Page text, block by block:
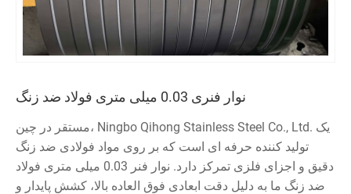
نوار فنری 0.03 میلی متری فولاد ضد زنگ
مستقر در چین، Ningbo Qihong Stainless Steel Co., Ltd. یک
تولید کننده حرفه ای است که بر روی مواد فولادی ضد زنگ
دقیق و اجزای فلزی تمرکز دارد. نوار فنر 0.03 میلی متری فولاد
ضد زنگ ما به دلیل دقت ابعادی فوق العاده بالا، کشش پایدار و